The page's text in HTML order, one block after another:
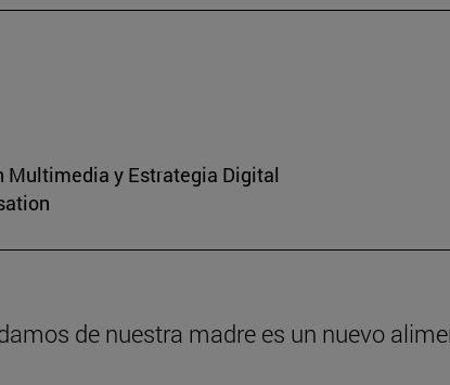
Multimedia y Estrategia Digital
de nuestra madre es un nuevo